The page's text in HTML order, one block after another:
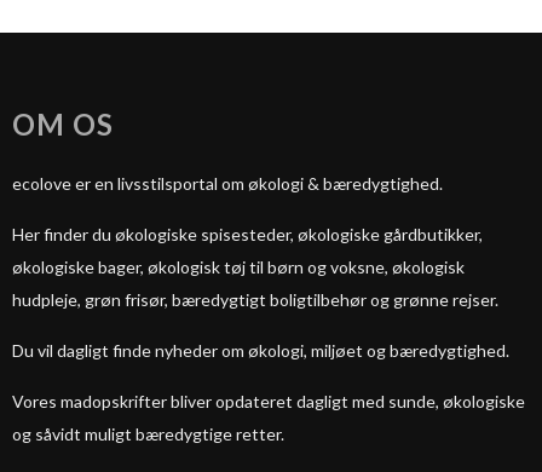
OM OS
ecolove er en livsstilsportal om økologi & bæredygtighed.
Her finder du økologiske spisesteder, økologiske gårdbutikker,
økologiske bager, økologisk tøj til børn og voksne, økologisk
hudpleje, grøn frisør, bæredygtigt boligtilbehør og grønne rejser.
Du vil dagligt finde nyheder om økologi, miljøet og bæredygtighed.
Vores madopskrifter bliver opdateret dagligt med sunde, økologiske
og såvidt muligt bæredygtige retter.